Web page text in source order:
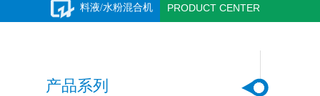
料液/水粉混合机 PRODUCT CENTER
产品系列